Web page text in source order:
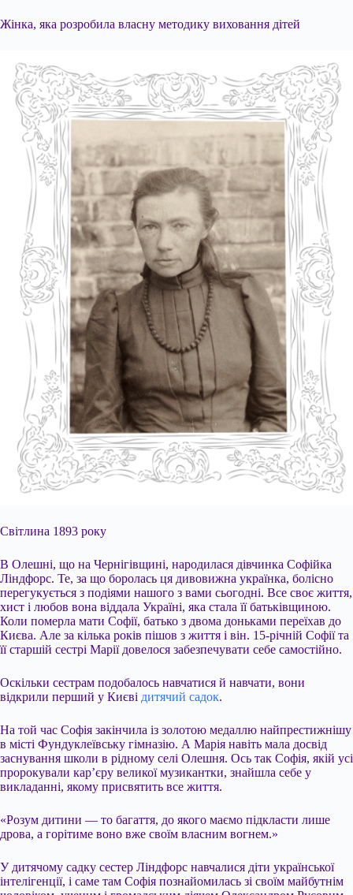
Жінка, яка розробила власну методику виховання дітей
Світлина 1893 року
В Олешні, що на Чернігівщині, народилася дівчинка Софійка
Ліндфорс. Те, за що боролась ця дивовижна українка, болісно
перегукується з подіями нашого з вами сьогодні. Все своє життя,
хист і любов вона віддала Україні, яка стала її батьківщиною.
Коли померла мати Софії, батько з двома доньками переїхав до
Києва. Але за кілька років пішов з життя і він. 15-річній Софії та
її старшій сестрі Марії довелося забезпечувати себе самостійно.
Оскільки сестрам подобалось навчатися й навчати, вони
відкрили перший у Києві дитячий садок.
На той час Софія закінчила із золотою медаллю найпрестижнішу
в місті Фундуклеївську гімназію. А Марія навіть мала досвід
заснування школи в рідному селі Олешня. Ось так Софія, якій усі
пророкували кар’єру великої музикантки, знайшла себе у
викладанні, якому присвятить все життя.
«Розум дитини — то багаття, до якого маємо підкласти лише
дрова, а горітиме воно вже своїм власним вогнем.»
У дитячому садку сестер Ліндфорс навчалися діти української
інтелігенції, і саме там Софія познайомилась зі своїм майбутнім